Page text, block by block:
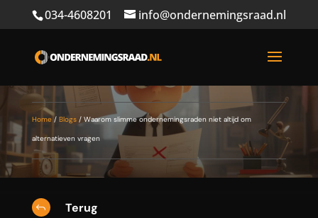
034-4608201 info@ondernemingsraad.nl
Home/ Blogs/ Waarom slimme ondernemingsraden niet altijd om
alternatieven vragen
J Terug